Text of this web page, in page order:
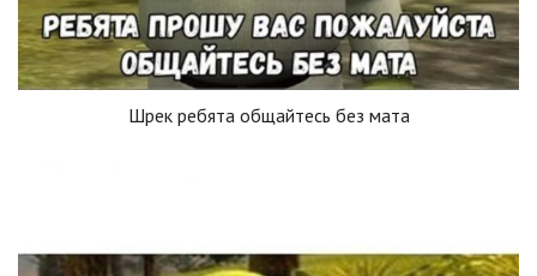
Шрек ребята общайтесь без мата